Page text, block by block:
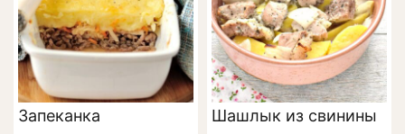
Запеканка
Шашлык из свинины